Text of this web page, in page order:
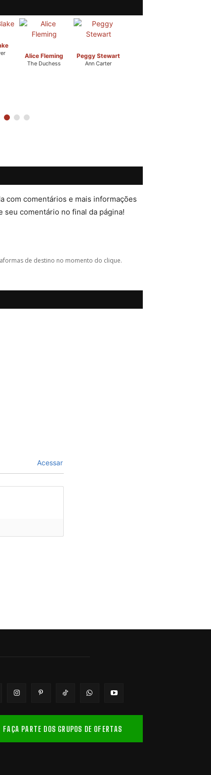
Alice Fleming
The Duchess
Peggy Stewart
Ann Carter
com comentários e mais informações
seu comentário no final da página!
de destino no momento do clique.
Acessar
FAÇA PARTE DOS GRUPOS DE OFERTAS